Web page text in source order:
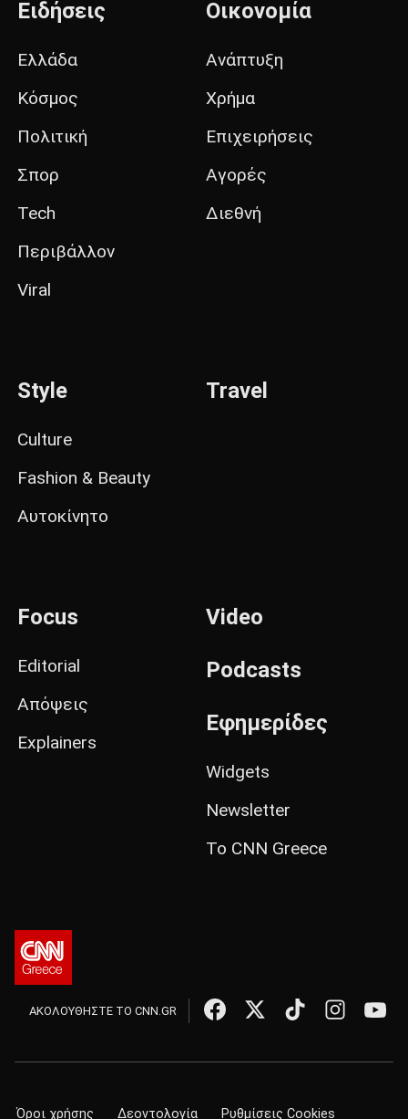
Ειδήσεις
Ελλάδα
Κόσμος
Πολιτική
Σπορ
Tech
Περιβάλλον
Viral
Οικονομία
Ανάπτυξη
Χρήμα
Επιχειρήσεις
Αγορές
Διεθνή
Style
Culture
Fashion & Beauty
Αυτοκίνητο
Travel
Focus
Editorial
Απόψεις
Explainers
Video
Podcasts
Εφημερίδες
Widgets
Newsletter
Το CNN Greece
ΑΚΟΛΟΥΘΗΣΤΕ ΤΟ CNN.GR
Όροι χρήσης Δεοντολογία Ρυθμίσεις Cookies